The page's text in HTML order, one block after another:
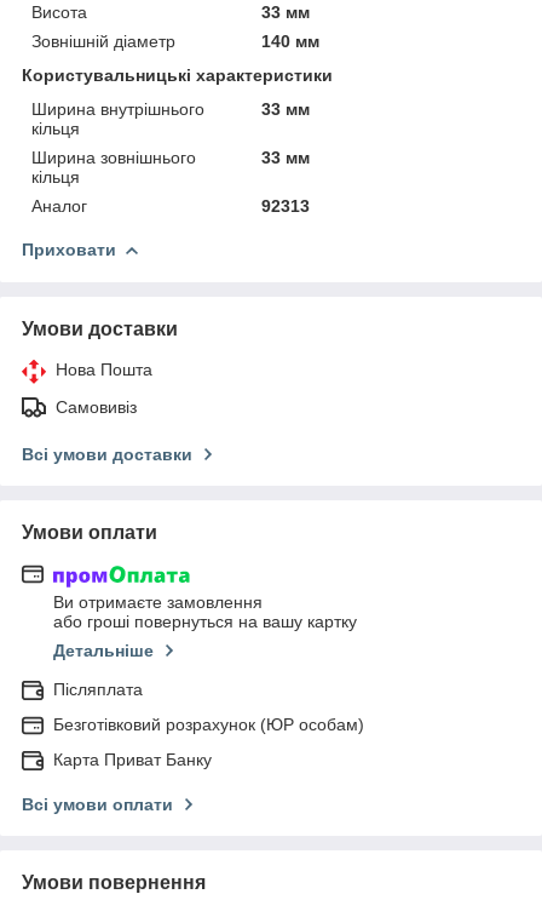
Висота
33 мм
Зовнішній діаметр
140 мм
Користувальницькі характеристики
Ширина внутрішнього
кільця
33 мм
Ширина зовнішнього
кільця
33 мм
Аналог 92313
Приховати
Умови доставки
Нова Пошта
Самовивіз
Всі умови доставки
Умови оплати
Ви отримаєте замовлення
або гроші повернуться на вашу картку
Детальніше
Післяплата
Безготівковий розрахунок (ЮР особам)
Карта Приват Банку
Всі умови оплати
Умови повернення